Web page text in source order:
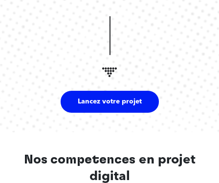
Lancez votre projet
Nos compétences en projet
digital